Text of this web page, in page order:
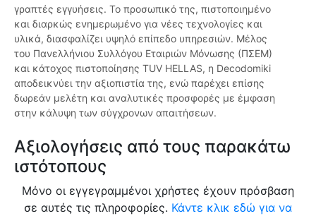
γραπτές εγγυήσεις. Το προσωπικό της, πιστοποιημένο
και διαρκώς ενημερωμένο για νέες τεχνολογίες και
υλικά, διασφαλίζει υψηλό επίπεδο υπηρεσιών. Μέλος
του Πανελλήνιου Συλλόγου Εταιριών Μόνωσης (ΠΣΕΜ)
και κάτοχος πιστοποίησης TUV HELLAS, η Decodomiki
αποδεικνύει την αξιοπιστία της, ενώ παρέχει επίσης
δωρεάν μελέτη και αναλυτικές προσφορές με έμφαση
στην κάλυψη των σύγχρονων απαιτήσεων.
Αξιολογήσεις από τους παρακάτω
ιστότοπους
Μόνο οι εγγεγραμμένοι χρήστες έχουν πρόσβαση
σε αυτές τις πληροφορίες. Κάντε κλικ εδώ για να